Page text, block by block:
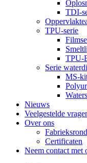
TDI-
TPU-serie
TPU-
Serie
MS-
Nieuws
Veelgestelde
Over ons
Certificaten
Neem contact met